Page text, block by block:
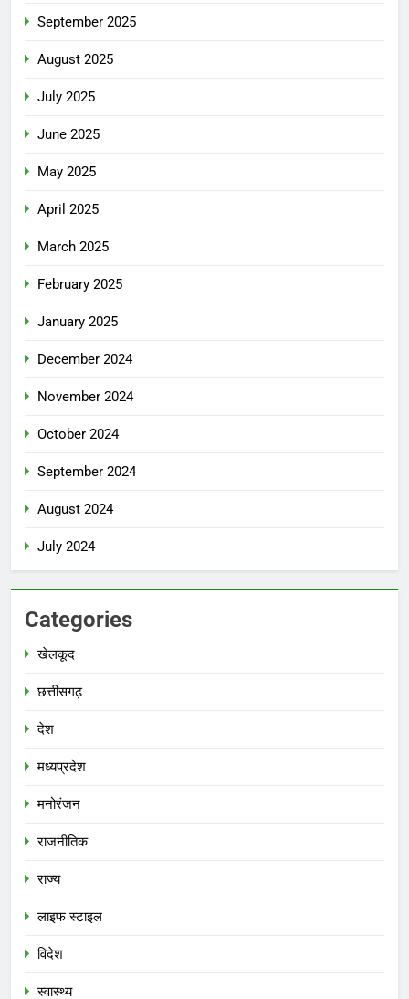
September 2025
August 2025
July 2025
June 2025
May 2025
April 2025
March 2025
February 2025
January 2025
December 2024
November 2024
October 2024
September 2024
August 2024
July 2024
Categories
खेलकूद
छत्तीसगढ़
देश
मध्‍यप्रदेश
मनोरंजन
राजनीतिक
राज्य
लाइफ स्टाइल
विदेश
स्‍वास्‍थ्‍य